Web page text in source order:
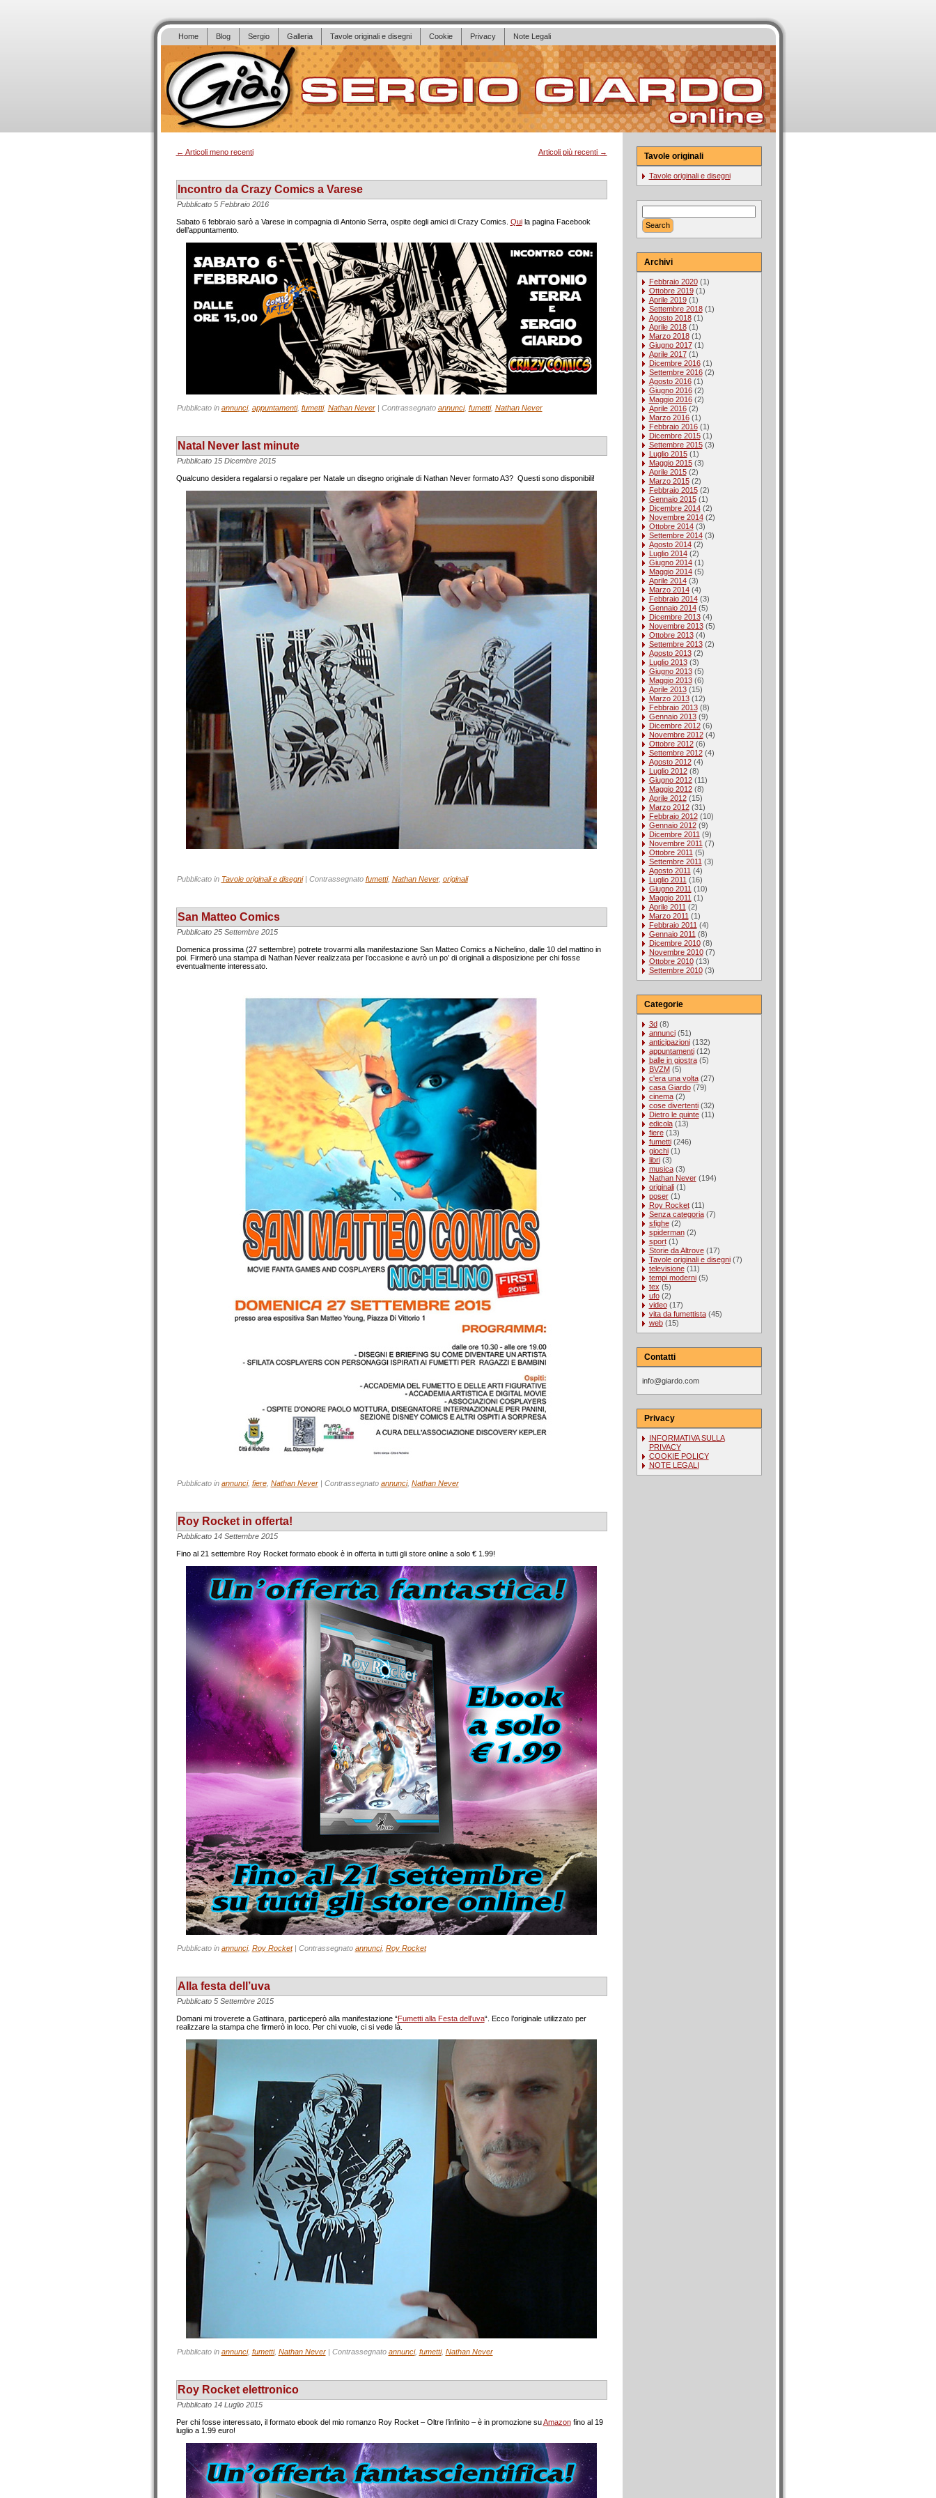
Home Blog Sergio Galleria Tavole originali e disegni Cookie Privacy Note Legali
← Articoli meno recenti Articoli più recenti →
Incontro da Crazy Comics a Varese
Pubblicato 5 Febbraio 2016
Sabato 6 febbraio sarò a Varese in compagnia di Antonio Serra, ospite degli amici di Crazy Comics. Quila pagina Facebook
dell’appuntamento.
Pubblicato in annunci, appuntamenti, fumetti, Nathan Never| Contrassegnato annunci, fumetti, Nathan Never
Natal Never last minute
Pubblicato 15 Dicembre 2015
Qualcuno desidera regalarsi o regalare per Natale un disegno originale di Nathan Never formato A3? Questi sono disponibili!
Pubblicato in Tavole originali e disegni| Contrassegnato fumetti, Nathan Never, originali
San Matteo Comics
Pubblicato 25 Settembre 2015
Domenica prossima (27 settembre) potrete trovarmi alla manifestazione San Matteo Comics a Nichelino, dalle 10 del mattino in
poi. Firmerò una stampa di Nathan Never realizzata per l’occasione e avrò un po’ di originali a disposizione per chi fosse
eventualmente interessato.
Pubblicato in annunci, fiere, Nathan Never| Contrassegnato annunci, Nathan Never
Roy Rocket in offerta!
Pubblicato 14 Settembre 2015
Fino al 21 settembre Roy Rocket formato ebook è in offerta in tutti gli store online a solo € 1.99!
Pubblicato in annunci, Roy Rocket| Contrassegnato annunci, Roy Rocket
Alla festa dell’uva
Pubblicato 5 Settembre 2015
Domani mi troverete a Gattinara, particeperò alla manifestazione “Fumetti alla Festa dell’uva“. Ecco l’originale utilizzato per
realizzare la stampa che firmerò in loco. Per chi vuole, ci si vede là.
Pubblicato in annunci, fumetti, Nathan Never| Contrassegnato annunci, fumetti, Nathan Never
Roy Rocket elettronico
Pubblicato 14 Luglio 2015
Per chi fosse interessato, il formato ebook del mio romanzo Roy Rocket – Oltre l’infinito – è in promozione suAmazonfino al 19
luglio a 1.99 euro!
Tavole originali
Tavole originali e disegni
Archivi
Febbraio 2020(1)
Ottobre 2019(1)
Aprile 2019(1)
Settembre 2018(1)
Agosto 2018(1)
Aprile 2018(1)
Marzo 2018(1)
Giugno 2017(1)
Aprile 2017(1)
Dicembre 2016(1)
Settembre 2016(2)
Agosto 2016(1)
Giugno 2016(2)
Maggio 2016(2)
Aprile 2016(2)
Marzo 2016(1)
Febbraio 2016(1)
Dicembre 2015(1)
Settembre 2015(3)
Luglio 2015(1)
Maggio 2015(3)
Aprile 2015(2)
Marzo 2015(2)
Febbraio 2015(2)
Gennaio 2015(1)
Dicembre 2014(2)
Novembre 2014(2)
Ottobre 2014(3)
Settembre 2014(3)
Agosto 2014(2)
Luglio 2014(2)
Giugno 2014(1)
Maggio 2014(5)
Aprile 2014(3)
Marzo 2014(4)
Febbraio 2014(3)
Gennaio 2014(5)
Dicembre 2013(4)
Novembre 2013(5)
Ottobre 2013(4)
Settembre 2013(2)
Agosto 2013(2)
Luglio 2013(3)
Giugno 2013(5)
Maggio 2013(6)
Aprile 2013(15)
Marzo 2013(12)
Febbraio 2013(8)
Gennaio 2013(9)
Dicembre 2012(6)
Novembre 2012(4)
Ottobre 2012(6)
Settembre 2012(4)
Agosto 2012(4)
Luglio 2012(8)
Giugno 2012(11)
Maggio 2012(8)
Aprile 2012(15)
Marzo 2012(31)
Febbraio 2012(10)
Gennaio 2012(9)
Dicembre 2011 (9)
Novembre 2011 (7)
Ottobre 2011 (5)
Settembre 2011 (3)
Agosto 2011 (4)
Luglio 2011 (16)
Giugno 2011 (10)
Maggio 2011 (1)
Aprile 2011 (2)
Marzo 2011 (1)
Febbraio 2011 (4)
Gennaio 2011 (8)
Dicembre 2010(8)
Novembre 2010(7)
Ottobre 2010(13)
Settembre 2010(3)
Categorie
3d(8)
annunci(51)
anticipazioni(132)
appuntamenti(12)
balle in giostra(5)
BVZM(5)
c'era una volta(27)
casa Giardo(79)
cinema(2)
cose divertenti(32)
Dietro le quinte(11)
edicola(13)
fiere(13)
fumetti(246)
giochi(1)
libri(3)
musica(3)
Nathan Never(194)
originali(1)
poser(1)
Roy Rocket(11)
Senza categoria(7)
sfighe(2)
spiderman(2)
sport(1)
Storie da Altrove(17)
Tavole originali e disegni(7)
televisione(11)
tempi moderni(5)
tex (5)
ufo(2)
video(17)
vita da fumettista(45)
web(15)
Contatti
info@giardo.com
Privacy
INFORMATIVA SULLA
PRIVACY
COOKIE POLICY
NOTE LEGALI